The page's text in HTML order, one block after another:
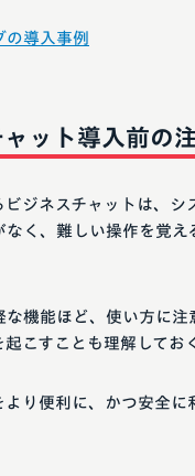
の導入事例
ャット導入前の
ジネスチャットは、シ
く、難しい操作を覚え
な機能ほど、使い方に注
こすことも理解してお
より便利に、かつ安全に